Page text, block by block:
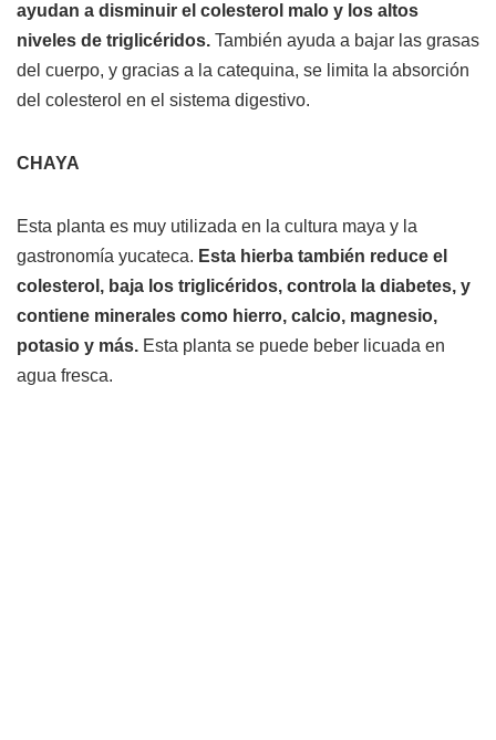
ayudan a disminuir el colesterol malo y los altos
niveles de triglicéridos. También ayuda a bajar las grasas
del cuerpo, y gracias a la catequina, se limita la absorción
del colesterol en el sistema digestivo.
CHAYA
Esta planta es muy utilizada en la cultura maya y la
gastronomía yucateca. Esta hierba también reduce el
colesterol, baja los triglicéridos, controla la diabetes, y
contiene minerales como hierro, calcio, magnesio,
potasio y más. Esta planta se puede beber licuada en
agua fresca.